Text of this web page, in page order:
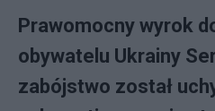
Prawomocny wyrok
obywatelu Ukrainy
zabójstwo został